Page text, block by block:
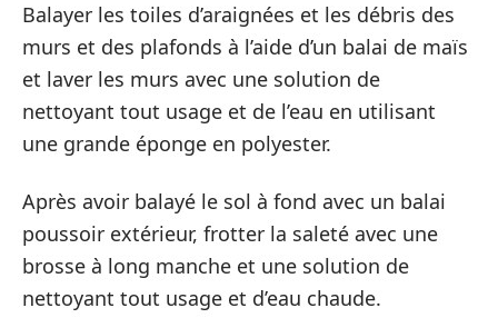
Balayer les toiles d’araignées et les débris des
murs et des plafonds à l’aide d’un balai de maïs
et laver les murs avec une solution de
nettoyant tout usage et de l’eau en utilisant
une grande éponge en polyester.
Après avoir balayé le sol à fond avec un balai
poussoir extérieur, frotter la saleté avec une
brosse à long manche et une solution de
nettoyant tout usage et d’eau chaude.